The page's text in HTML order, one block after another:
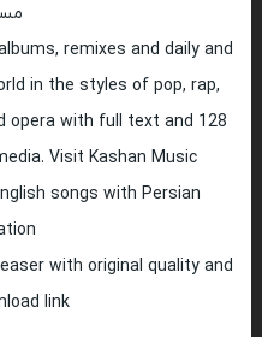
remixes and daily and
in the styles of pop, rap,
opera with full text and 128
Visit Kashan Music
songs with Persian
with original quality and
link